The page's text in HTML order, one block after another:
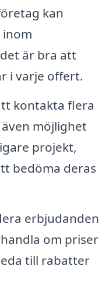
kan
är bra att
i varje offert.
kontakta flera
möjlighet
projekt,
bedöma deras
erbjudanden
om priser
till rabatter